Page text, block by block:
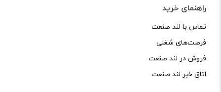
راهنمای خرید
تماس با لند صنعت
فرصت‌های شغلی
فروش در لند صنعت
اتاق خبر لند صنعت